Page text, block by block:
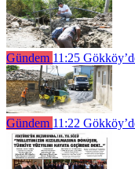
Gündem 11:25
Gündem 11:22